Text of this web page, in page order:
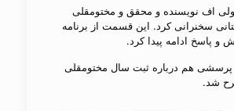
​اف نویسنده و محقق و مختومقلی​
سخنرانی کرد. این قسمت از برنامه
پاسخ ادامه پیدا کرد.
هم درباره ثبت سال مختومقلی
شد.